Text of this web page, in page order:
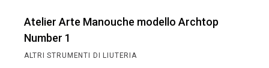
Atelier Arte Manouche modello Archtop
Number 1
ALTRI STRUMENTI DI LIUTERIA